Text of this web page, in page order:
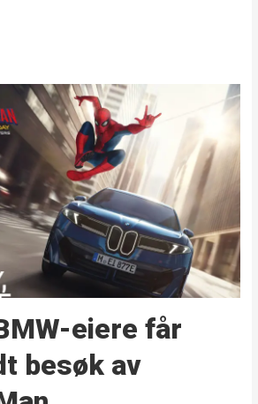
eiere får
besøk av